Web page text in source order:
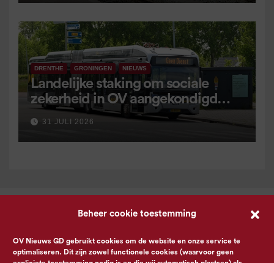
Beheer cookie toestemming
OV Nieuws GD gebruikt cookies om de website en onze service te
optimaliseren. Dit zijn zowel functionele cookies (waarvoor geen
DRENTHE GRONINGEN NIEUWS
Landelijke staking om sociale
zekerheid in OV aangekondigd
voor 9 september
31 JULI 2026